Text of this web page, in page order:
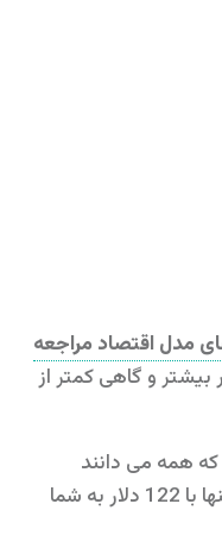
مدل اقتصاد مراجعه
و گاهی کمتر از
ها دارای ارزش اقتصادی 147 دلار هستند. پس از چانه زنی زیاد، فروشنده موافقت می کند که آن را تنها با 122 دلار به شما